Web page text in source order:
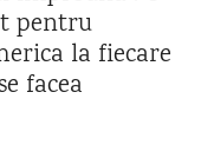
pentru
la fiecare
facea